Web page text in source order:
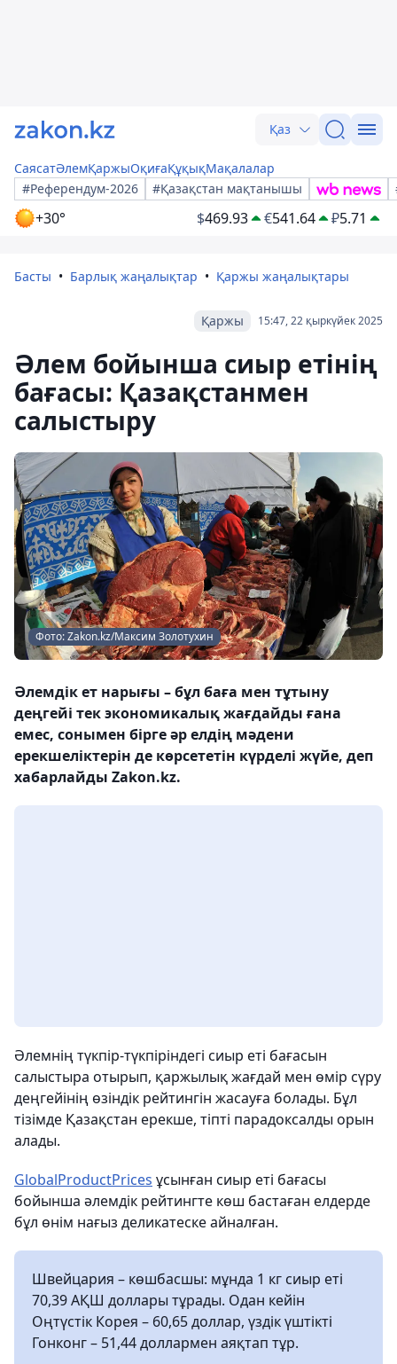
Қаз
СаясатӘлемҚаржыОқиғаҚұқықМақалалар
#Референдум-2026
#Қазақстан мақтанышы
+30° $469.93 €541.64 ₽5.71
Басты Барлық жаңалықтар Қаржы жаңалықтары
15:47, 22 қыркүйек 2025
Қаржы
Әлем бойынша сиыр етінің
бағасы: Қазақстанмен
салыстыру
Фото: Zakon.kz/Максим Золотухин
Әлемдік ет нарығы – бұл баға мен тұтыну
деңгейі тек экономикалық жағдайды ғана
емес, сонымен бірге әр елдің мәдени
ерекшеліктерін де көрсететін күрделі жүйе, деп
хабарлайды Zakon.kz.
Әлемнің түкпір-түкпіріндегі сиыр еті бағасын
салыстыра отырып, қаржылық жағдай мен өмір сүру
деңгейінің өзіндік рейтингін жасауға болады. Бұл
тізімде Қазақстан ерекше, тіпті парадоксалды орын
алады.
GlobalProductPrices ұсынған сиыр еті бағасы
бойынша әлемдік рейтингте көш бастаған елдерде
бұл өнім нағыз деликатеске айналған.
Швейцария – көшбасшы: мұнда 1 кг сиыр еті
70,39 АҚШ доллары тұрады. Одан кейін
Оңтүстік Корея – 60,65 доллар, үздік үштікті
Гонконг – 51,44 доллармен аяқтап тұр.